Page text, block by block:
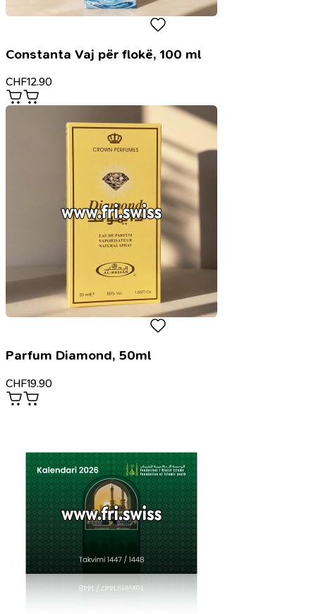
Constanta Vaj për flokë, 100 ml
CHF12.90
Parfum Diamond, 50ml
CHF19.90